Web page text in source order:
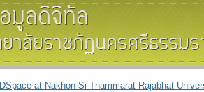
DSpace at Nakhon Si Thammarat Rajabhat